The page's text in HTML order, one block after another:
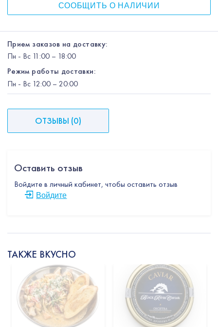
СООБЩИТЬ О НАЛИЧИИ
Прием заказов на доставку:
Пн - Вс 11:00 – 18:00
Режим работы доставки:
Пн - Вс 12:00 – 20:00
ОТЗЫВЫ (0)
Оставить отзыв
Войдите в личный кабинет, чтобы оставить отзыв
Войдите
ТАКЖЕ ВКУСНО